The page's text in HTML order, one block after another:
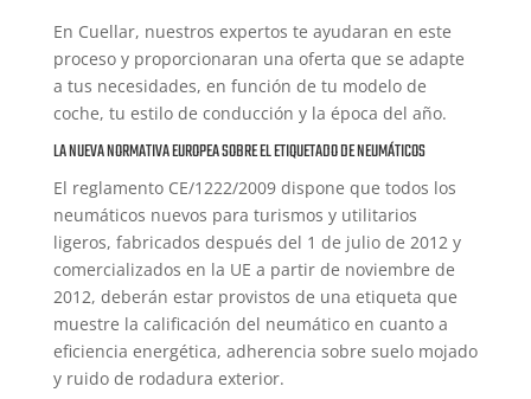
En Cuellar, nuestros expertos te ayudaran en este
proceso y proporcionaran una oferta que se adapte
a tus necesidades, en función de tu modelo de
coche, tu estilo de conducción y la época del año.
LA NUEVA NORMATIVA EUROPEA SOBRE EL ETIQUETADO DE NEUMÁTICOS
El reglamento CE/1222/2009 dispone que todos los
neumáticos nuevos para turismos y utilitarios
ligeros, fabricados después del 1 de julio de 2012 y
comercializados en la UE a partir de noviembre de
2012, deberán estar provistos de una etiqueta que
muestre la calificación del neumático en cuanto a
eficiencia energética, adherencia sobre suelo mojado
y ruido de rodadura exterior.